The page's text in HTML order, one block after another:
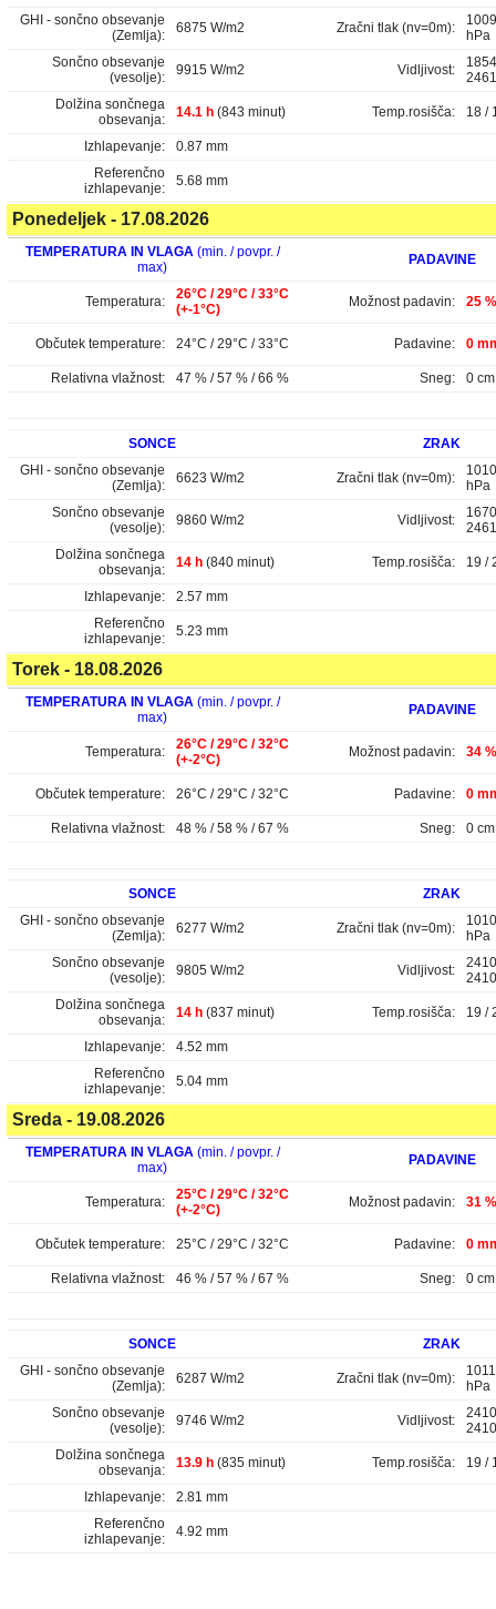
GHI - sončno obsevanje
(Zemlja):
6875 W/m2 Zračni tlak (nv=0m):
hPa
Sončno obsevanje
(vesolje):
9915 W/m2 Vidljivost:
Dolžina sončnega
obsevanja:
14.1 h (843 minut) Temp.rosišča: 18 /
Izhlapevanje:
0.87 mm
Referenčno
izhlapevanje:
5.68 mm
Ponedeljek - 17.08.2026
TEMPERATURA IN VLAGA (min. / povpr. /
max)
PADAVINE
Temperatura:
26°C / 29°C / 33°C
(+-1°C)
Možnost padavin: 25 %
Občutek temperature: 24°C / 29°C / 33°C Padavine: 0
Relativna vlažnost: 47 % / 57 % / 66 % Sneg: 0 cm
SONCE
ZRAK
GHI - sončno obsevanje
(Zemlja):
6623 W/m2 Zračni tlak (nv=0m):
hPa
Sončno obsevanje
(vesolje):
9860 W/m2 Vidljivost:
Dolžina sončnega
obsevanja:
14 h (840 minut) Temp.rosišča: 19 /
Izhlapevanje:
2.57 mm
Referenčno
izhlapevanje:
5.23 mm
Torek - 18.08.2026
TEMPERATURA IN VLAGA (min. / povpr. /
max)
PADAVINE
Temperatura:
26°C / 29°C / 32°C
(+-2°C)
Možnost padavin: 34 %
Občutek temperature: 26°C / 29°C / 32°C Padavine: 0
Relativna vlažnost: 48 % / 58 % / 67 % Sneg: 0 cm
SONCE
ZRAK
GHI - sončno obsevanje
(Zemlja):
6277 W/m2 Zračni tlak (nv=0m):
hPa
Sončno obsevanje
(vesolje):
9805 W/m2 Vidljivost:
Dolžina sončnega
obsevanja:
14 h (837 minut) Temp.rosišča: 19 /
Izhlapevanje:
4.52 mm
Referenčno
izhlapevanje:
5.04 mm
Sreda - 19.08.2026
TEMPERATURA IN VLAGA (min. / povpr. /
max)
PADAVINE
Temperatura:
25°C / 29°C / 32°C
(+-2°C)
Možnost padavin: 31 %
Občutek temperature: 25°C / 29°C / 32°C Padavine: 0
Relativna vlažnost: 46 % / 57 % / 67 % Sneg: 0 cm
SONCE
ZRAK
GHI - sončno obsevanje
(Zemlja):
6287 W/m2 Zračni tlak (nv=0m):
hPa
Sončno obsevanje
(vesolje):
9746 W/m2 Vidljivost:
Dolžina sončnega
obsevanja:
13.9 h (835 minut) Temp.rosišča: 19 /
Izhlapevanje:
2.81 mm
Referenčno
izhlapevanje:
4.92 mm